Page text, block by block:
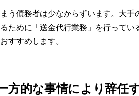
う債務者は少なからずいます。大手
ために「送金代行業務」を行ってい
すすめします。
方的な事情により辞任